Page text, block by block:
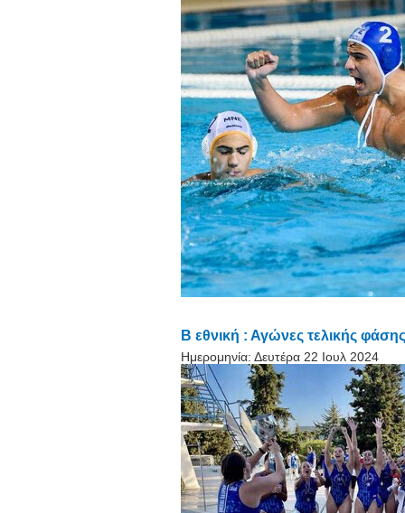
Β εθνική : Αγώνες τελικής
Ημερομηνία: Δευτέρα 22 Ιουλ 2024